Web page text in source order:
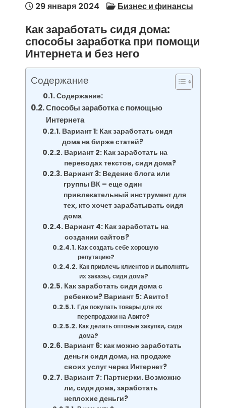
29 января 2024 Бизнес и финансы
Как заработать сидя дома:
способы заработка при помощи
Интернета и без него
Содержание
Содержание:
Способы заработка с помощью
Интернета
Вариант 1: Как заработать сидя
дома на бирже статей?
Вариант 2: Как заработать на
переводах текстов, сидя дома?
Вариант 3: Ведение блога или
группы ВК – еще один
привлекательный инструмент для
тех, кто хочет зарабатывать сидя
дома
Вариант 4: Как заработать на
создании сайтов?
Как создать себе хорошую
репутацию?
Как привлечь клиентов и выполнять
их заказы, сидя дома?
Как заработать сидя дома с
ребенком? Вариант 5: Авито!
Где покупать товары для их
перепродажи на Авито?
Как делать оптовые закупки, сидя
дома?
Вариант 6: как можно заработать
деньги сидя дома, на продаже
своих услуг через Интернет?
Вариант 7: Партнерки. Возможно
ли, сидя дома, заработать
неплохие деньги?